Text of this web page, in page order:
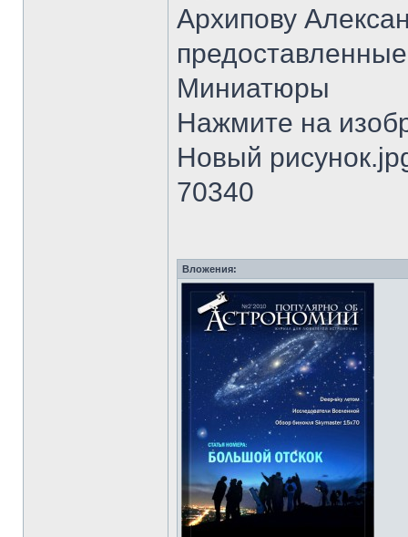
Архипову
Миниатюры
Нажмите на
Новый
70340
Вложения: